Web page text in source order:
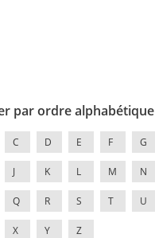
par ordre alphabétique
C D E F G
J K L M N
Q R S T U
X Y Z